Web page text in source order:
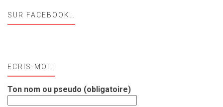
SUR FACEBOOK…
ECRIS-MOI !
Ton nom ou pseudo (obligatoire)